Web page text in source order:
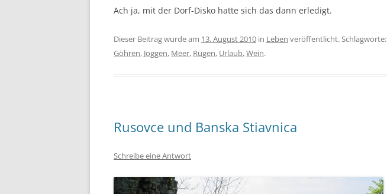
Ach ja, mit der Dorf-Disko hatte sich das dann erledigt.
Dieser Beitrag wurde am 13. August 2010 in Leben veröffentlicht. Schlagworte:
Göhren, Joggen, Meer, Rügen, Urlaub,Wein.
Rusovce und Banska Stiavnica
Schreibe eine Antwort